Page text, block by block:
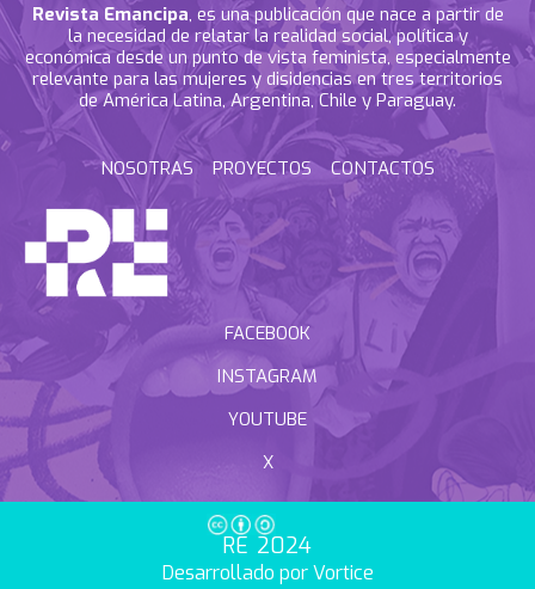
Revista Emancipa, es una publicación que nace a partir de
la necesidad de relatar la realidad social, política y
económica desde un punto de vista feminista, especialmente
relevante para las mujeres y disidencias en tres territorios
de América Latina, Argentina, Chile y Paraguay.
NOSOTRAS PROYECTOS CONTACTOS
FACEBOOK
INSTAGRAM
YOUTUBE
X
RE 2024
Desarrollado por Vortice